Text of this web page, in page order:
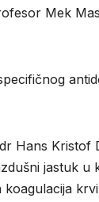
Mek
Hans Kristof
jastuk u
koagulacija